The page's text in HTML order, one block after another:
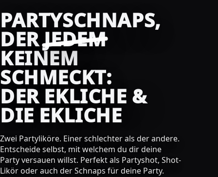
PARTYSCHNAPS,
DERJEDEM
KEINEM
SCHMECKT:
DER EKLICHE &
DIE EKLICHE
Zwei Partyliköre. Einer schlechter als der andere.
Entscheide selbst, mit welchem du dir deine
Party versauen willst. Perfekt als Partyshot, Shot-
Likör oder auch der Schnaps für deine Party.